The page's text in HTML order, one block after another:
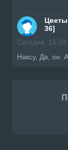
36]
Сегодня, 15:59
Наксу, Да, он.